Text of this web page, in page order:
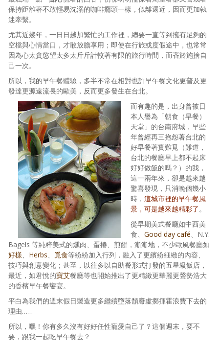
保持距離著不敢輕易沈溺的咖啡癮頭一樣，似離還近，因而更加執
迷牽繫。
尤其近幾年，一日日越加繁忙的工作裡，總要一直等到擁有足夠的
空檔與心情當口，才敢放膽享用；即使在行旅或度假途中，也常常
因為心太貪慾望太多太斤斤計較著有限的旅行時間，而吝於施捨自
己一次。
所以，我的早午餐體驗，多半不常在相對也許早午餐文化更普及更
發達更源遠流長的歐美，反而更多發生在台北。
而有趣的是，出身曾被日
本人譽為「朝食（早餐）
天堂」的台南府城，早些
年曾經再三抱怨著台北的
好早餐著實難覓（難道，
台北的餐廳早上都不起床
好好做飯的嗎？）的我，
這一兩年來，卻是越來越
驚喜發現，只消晚個幾小
時， 這城市裡的早午餐風
景，可是越來越精彩了。
從早期美式餐廳如中西美
食、 Good day café、N.Y.
Bagels 等純粹美式的燻肉、蛋捲、煎餅，漸漸地，不少歐風餐廳如
好樣、 Herbs、 覓食等紛紛加入行列，融入了更繽紛細緻的內容、
技巧與創意變化；甚至，以往多以自助餐形式打發的五星級飯店，
最近，如君悅的寶艾餐廳等也開始推出了更精緻更華麗更聲勢浩大
的香檳早午餐饗宴。
平白為我們的週末假日製造更多繼續墮落頹廢虛擲揮霍浪費下去的
理由……
所以，嘿！你有多久沒有好好任性寵愛自己了？這個週末，要不
要，跟我一起吃早午餐去？